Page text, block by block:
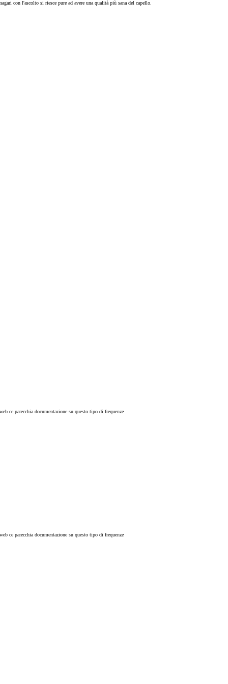
con l'ascolto si riesce pure ad avere una qualità più sana del capello.
ce parecchia documentazione su questo tipo di frequenze
ce parecchia documentazione su questo tipo di frequenze